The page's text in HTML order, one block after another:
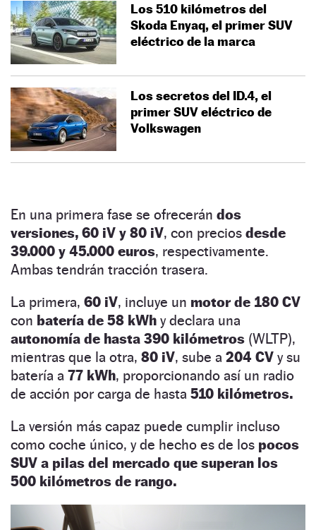
Los 510 kilómetros del
Skoda Enyaq, el primer SUV
eléctrico de la marca
Los secretos del ID.4, el
primer SUV eléctrico de
Volkswagen
En una primera fase se ofrecerán dos
versiones, 60 iV y 80 iV, con precios desde
39.000 y 45.000 euros, respectivamente.
Ambas tendrán tracción trasera.
La primera, 60 iV, incluye un motor de 180 CV
con batería de 58 kWh y declara una
autonomía de hasta 390 kilómetros (WLTP),
mientras que la otra, 80 iV, sube a 204 CV y su
batería a 77 kWh, proporcionando así un radio
de acción por carga de hasta 510 kilómetros.
La versión más capaz puede cumplir incluso
como coche único, y de hecho es de los pocos
SUV a pilas del mercado que superan los
500 kilómetros de rango.